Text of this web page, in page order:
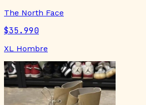
The North Face
$35.990
XL Hombre